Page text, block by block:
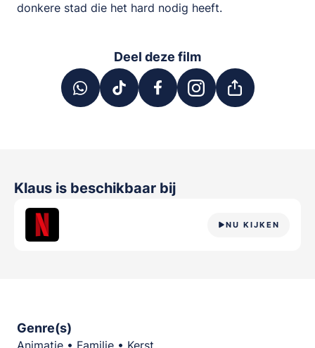
donkere stad die het hard nodig heeft.
Deel deze film
Klaus is beschikbaar bij
NU KIJKEN
Genre(s)
Animatie • Familie • Kerst